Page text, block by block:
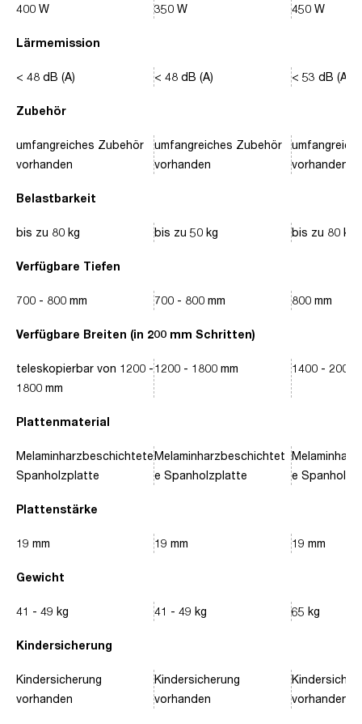
Lärmemission
Zubehör
Belastbarkeit
Verfügbare Tiefen
Verfügbare Breiten (in 200 mm Schritten)
Plattenmaterial
Plattenstärke
Gewicht
Kindersicherung
400 W
< 48 dB (A)
umfangreiches Zubehör
vorhanden
bis zu 80 kg
700 - 800 mm
teleskopierbar von 1200 -
1800 mm
Melaminharzbeschichtete
Spanholzplatte
19 mm
41 - 49 kg
Kindersicherung
vorhanden
350 W
< 48 dB (A)
umfangreiches Zubehör
vorhanden
bis zu 50 kg
700 - 800 mm
1200 - 1800 mm
Melaminharzbeschichtet
e Spanholzplatte
19 mm
41 - 49 kg
Kindersicherung
vorhanden
450 W
< 53 dB (A)
vorhanden
bis zu 80 kg
800 mm
1400 - 2000
e
19 mm
65 kg
vorhanden